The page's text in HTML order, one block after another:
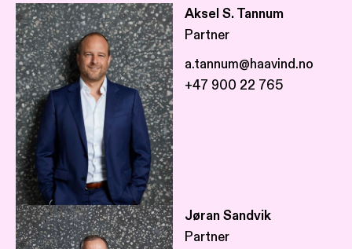
Aksel S. Tannum
Partner
a.tannum@haavind.no
+47 900 22 765
Jøran Sandvik
Partner